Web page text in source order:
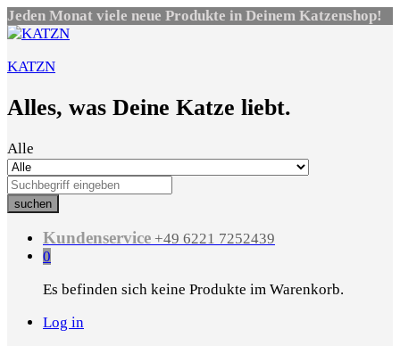
Jeden Monat viele neue Produkte in Deinem Katzenshop!
KATZN
Alles, was Deine Katze liebt.
Alle
suchen
Kundenservice +49 6221 7252439
0
Es befinden sich keine Produkte im Warenkorb.
Log in